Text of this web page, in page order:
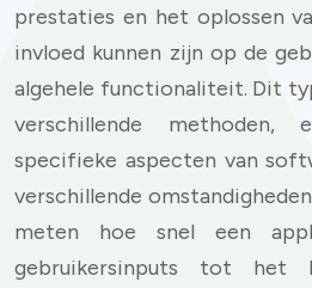
prestaties en het oplossen
invloed kunnen zijn op de
algehele functionaliteit. Dit
verschillende
specifieke aspecten van
verschillende
meten hoe snel een
gebruikersinputs tot het